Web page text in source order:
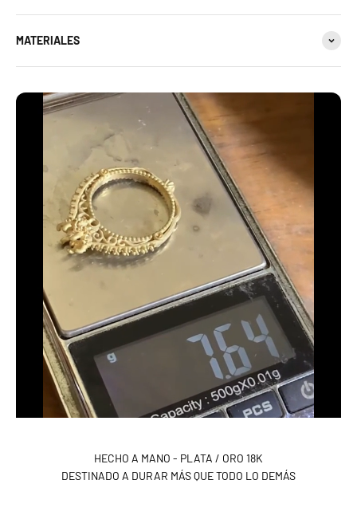
MATERIALES
HECHO A MANO - PLATA / ORO 18K
DESTINADO A DURAR MÁS QUE TODO LO DEMÁS